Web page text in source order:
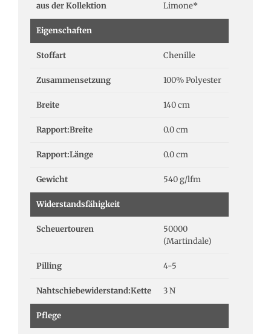
aus der Kollektion Limone*
Eigenschaften
Stoffart Chenille
Zusammensetzung 100% Polyester
Breite 140 cm
Rapport:Breite 0.0 cm
Rapport:Länge 0.0 cm
Gewicht 540 g/lfm
Widerstandsfähigkeit
Scheuertouren
50000
(Martindale)
Pilling 4-5
Nahtschiebewiderstand:Kette 3 N
Pflege